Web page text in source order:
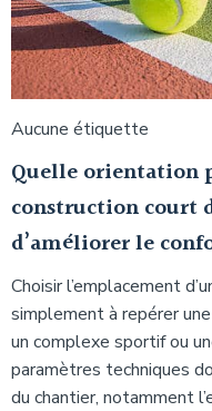
Aucune étiquette
Quelle orientation
construction court
d’améliorer le
Choisir l’emplacement
simplement à repérer
un complexe sportif ou
paramètres techniques
du chantier, notamment